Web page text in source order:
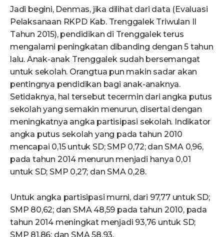
Jadi begini, Denmas, jika dilihat dari data (Evaluasi
Pelaksanaan RKPD Kab. Trenggalek Triwulan II
Tahun 2015), pendidikan di Trenggalek terus
mengalami peningkatan dibanding dengan 5 tahun
lalu. Anak-anak Trenggalek sudah bersemangat
untuk sekolah. Orangtua pun makin sadar akan
pentingnya pendidikan bagi anak-anaknya.
Setidaknya, hal tersebut tecermin dari angka putus
sekolah yang semakin menurun, disertai dengan
meningkatnya angka partisipasi sekolah. Indikator
angka putus sekolah yang pada tahun 2010
mencapai 0,15 untuk SD; SMP 0,72; dan SMA 0,96,
pada tahun 2014 menurun menjadi hanya 0,01
untuk SD; SMP 0,27; dan SMA 0,28.
Untuk angka partisipasi murni, dari 97,77 untuk SD;
SMP 80,62; dan SMA 48,59 pada tahun 2010, pada
tahun 2014 meningkat menjadi 93,76 untuk SD;
SMP 81,86; dan SMA 58,93.